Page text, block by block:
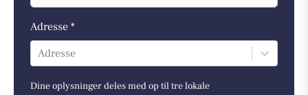
Adresse *
Adresse
Dine oplysninger deles med op til tre lokale